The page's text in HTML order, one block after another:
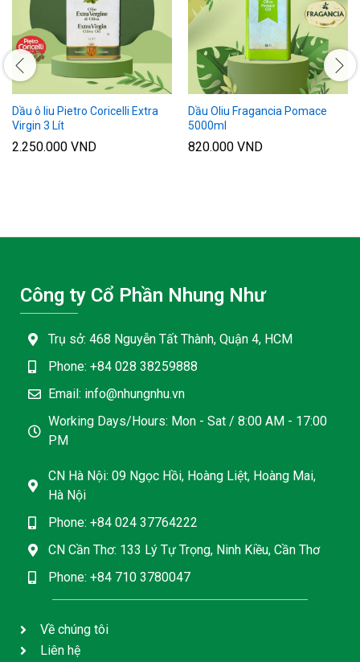
Dầu ô liu Pietro Coricelli Extra
Virgin 3 Lít
2.250.000 VND
Dầu Oliu Fragancia Pomace
5000ml
820.000 VND
Công ty Cổ Phần Nhung Như
Trụ sở: 468 Nguyễn Tất Thành, Quận 4, HCM
Phone: +84 028 38259888
Email: info@nhungnhu.vn
Working Days/Hours: Mon - Sat / 8:00 AM - 17:00
PM
CN Hà Nội: 09 Ngọc Hồi, Hoàng Liệt, Hoàng Mai,
Hà Nội
Phone: +84 024 37764222
CN Cần Thơ: 133 Lý Tự Trọng, Ninh Kiều, Cần Thơ
Phone: +84 710 3780047
Về chúng tôi
Liên hệ